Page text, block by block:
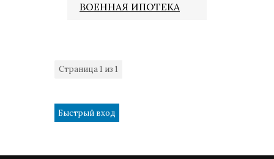
ВОЕННАЯ ИПОТЕКА
Страница1 из 1